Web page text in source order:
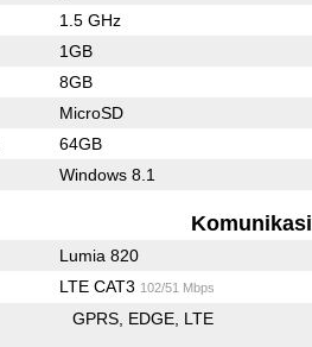
1.5 GHz
1GB
8GB
MicroSD
64GB
Windows 8.1
Komunikasi
Lumia 820
LTE CAT3 102/51 Mbps
GPRS EDGE LTE